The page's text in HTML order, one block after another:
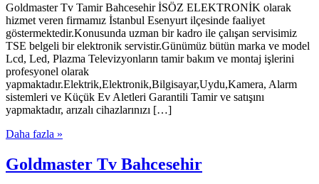
Goldmaster Tv Tamir Bahcesehir İSÖZ ELEKTRONİK olarak
hizmet veren firmamız İstanbul Esenyurt ilçesinde faaliyet
göstermektedir.Konusunda uzman bir kadro ile çalışan servisimiz
TSE belgeli bir elektronik servistir.Günümüz bütün marka ve model
Lcd, Led, Plazma Televizyonların tamir bakım ve montaj işlerini
profesyonel olarak
yapmaktadır.Elektrik,Elektronik,Bilgisayar,Uydu,Kamera, Alarm
sistemleri ve Küçük Ev Aletleri Garantili Tamir ve satışını
yapmaktadır, arızalı cihazlarınızı […]
Daha fazla »
Goldmaster Tv Bahcesehir